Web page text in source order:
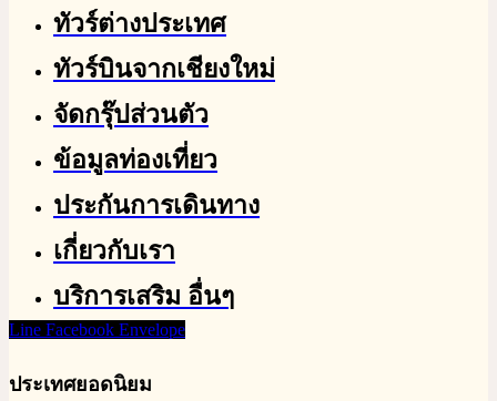
ทัวร์ต่างประเทศ
ทัวร์บินจากเชียงใหม่
จัดกรุ๊ปส่วนตัว
ข้อมูลท่องเที่ยว
ประกันการเดินทาง
เกี่ยวกับเรา
บริการเสริม อื่นๆ
Line Facebook Envelope
ประเทศยอดนิยม